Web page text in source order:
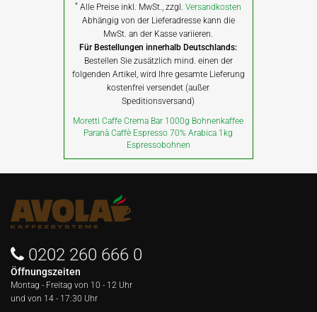
* Alle Preise inkl. MwSt., zzgl.Versandkosten
Abhängig von der Lieferadresse kann die
MwSt. an der Kasse variieren.
Für Bestellungen innerhalb Deutschlands:
Bestellen Sie zusätzlich mind. einen der
folgenden Artikel, wird Ihre gesamte Lieferung
kostenfrei versendet (außer
Speditionsversand)
Moretti Caffe Crema Bar 1000g Bohnenkaffee
Paranà Caffè Espresso 70% Arabica 1kg
Espressobohnen
0202 260 666 0
Öffnungszeiten
Montag - Freitag von 10 - 12 Uhr
und von 14 - 17:30 Uhr